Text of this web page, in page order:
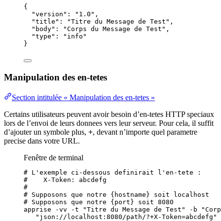
{
"version" : " 1.0 " ,
"title" : "Titre du Message de Test " ,
"body" : "Corps du Message de Test " ,
"type" : " info "
}
Manipulation des en-tetes
Section intitulée « Manipulation des en-tetes »
Certains utilisateurs peuvent avoir besoin d’en-tetes HTTP speciaux
lors de l’envoi de leurs donnees vers leur serveur. Pour cela, il suffit
d’ajouter un symbole plus, +, devant n’importe quel parametre
precise dans votre URL.
Fenêtre de terminal
# L'exemple ci-dessous definirait l'en-tete :
#    X-Token: abcdefg
#
# Supposons que notre {hostname} soit localhost
# Supposons que notre {port} soit 8080
apprise
-vv -t "Titre du Message de Test " -b "
" json://localhost:8080/path/?+X-Token=abcdefg "